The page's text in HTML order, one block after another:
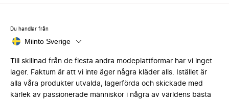
Du handlar från
Miinto Sverige
Till skillnad från de flesta andra modeplattformar har vi inget
lager. Faktum är att vi inte äger några kläder alls. Istället är
alla våra produkter utvalda, lagerförda och skickade med
kärlek av passionerade människor i några av världens bästa